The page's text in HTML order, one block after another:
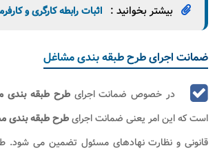
بیشتر بخوانید : اثبات رابطه کارگری و
ضمانت اجرای طرح طبقه بندی مشاغل
در خصوص ضمانت اجرای طرح طبقه بندی
است که این امر یعنی ضمانت اجرایطرح طبقه بندی